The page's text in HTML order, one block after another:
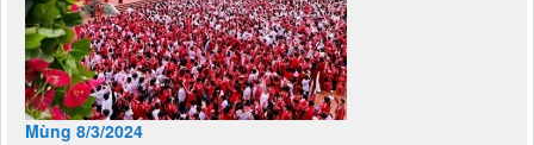
Mùng 8/3/2024